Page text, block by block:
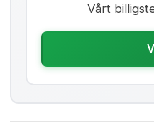
Vårt